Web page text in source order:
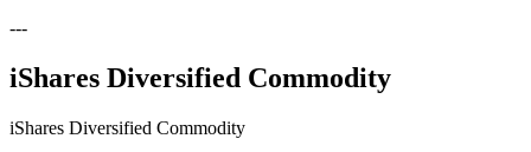
---
iShares Diversified Commodity
iShares Diversified Commodity